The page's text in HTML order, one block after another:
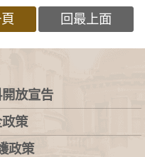
回最上面
放宣告
策
政策